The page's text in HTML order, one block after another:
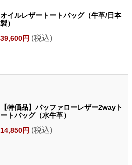
オイルレザートートバッグ（牛革/日本
製）
39,600円 (税込)
【特価品】バッファローレザー2wayト
ートバッグ（水牛革）
14,850円 (税込)